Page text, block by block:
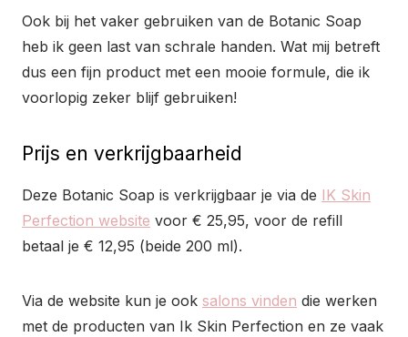
Ook bij het vaker gebruiken van de Botanic Soap
heb ik geen last van schrale handen. Wat mij betreft
dus een fijn product met een mooie formule, die ik
voorlopig zeker blijf gebruiken!
Prijs en verkrijgbaarheid
Deze Botanic Soap is verkrijgbaar je via de IK Skin
Perfection website voor € 25,95, voor de refill
betaal je € 12,95 (beide 200 ml).
Via de website kun je ook salons vinden die werken
met de producten van Ik Skin Perfection en ze vaak